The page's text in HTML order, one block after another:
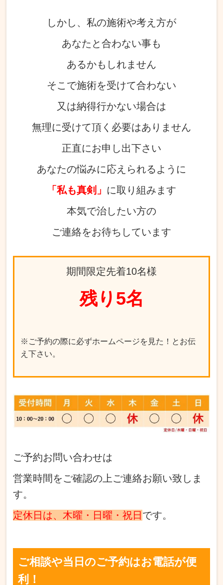
しかし、私の施術や考え方が
あなたと合わない事も
あるかもしれません
そこで施術を受けて合わない
又は納得行かない場合は
無理に受けて頂く必要はありません
正直にお申し出下さい
あなたの悩みに応えられるように
「私も真剣」 に取り組みます
本気で治したい方の
ご連絡をお待ちしています
期間限定先着10名様
残り5名
※ご予約の際に必ずホームページを見た！とお伝
え下さい。
ご予約お問い合わせは
営業時間をご確認の上ご連絡お願い致しま
す。
定休日は、木曜・日曜・祝日 です。
ご相談や当日のご予約はお電話が便
利！